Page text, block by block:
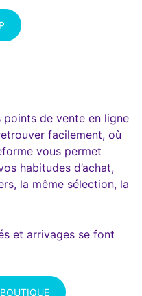
de vente en ligne
facilement, où
vous permet
habitudes d’achat,
la même sélection, la
et arrivages se font